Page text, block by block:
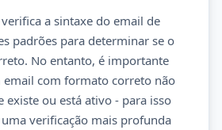
a sintaxe do email de
padrões para determinar se o
No entanto, é importante
com formato correto não
existe ou está ativo - para isso
verificação mais profunda